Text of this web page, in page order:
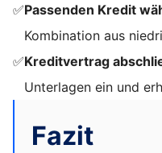
✅Passenden Kredit
Kombination aus
✅Kreditvertrag
Unterlagen ein und
Fazit